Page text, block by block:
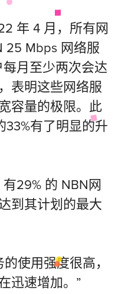
年 4 月，所有网
25 Mbps 网络服
月至少两次会达
表明这些网络服
容量的极限。此
33%有了明显的升
29% 的 NBN网
到其计划的最大
使用强度很高，
迅速增加。”